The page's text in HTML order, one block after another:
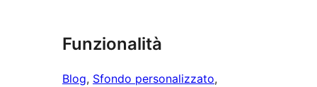
Funzionalità
Blog, Sfondo personalizzato